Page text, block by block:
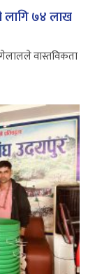
लागि ७४ लाख
वास्तविकता